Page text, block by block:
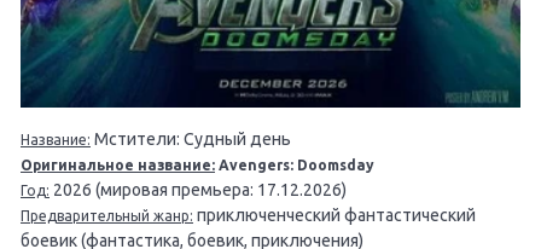
Название: Мстители: Судный день
Оригинальное название: Avengers: Doomsday
Год: 2026 (мировая премьера: 17.12.2026)
Предварительный жанр: приключенческий фантастический
боевик (фантастика, боевик, приключения)